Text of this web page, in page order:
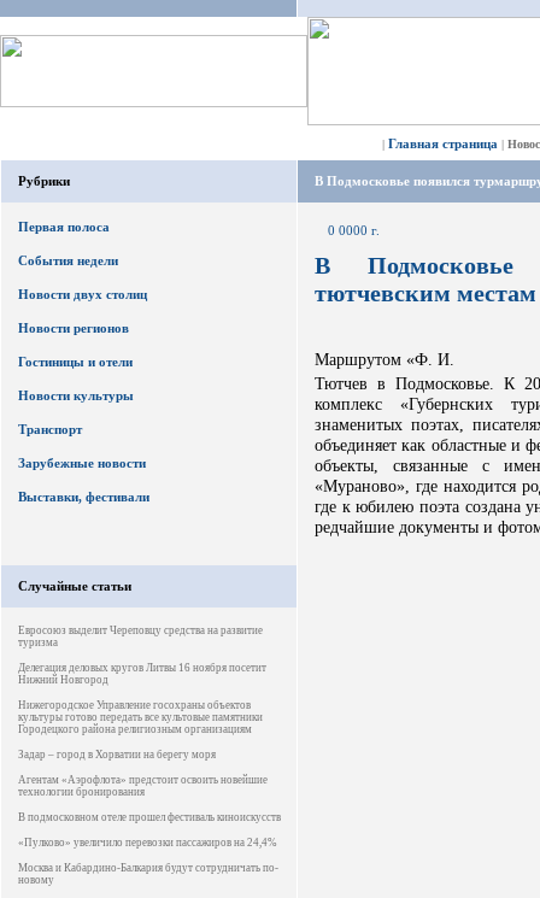
| Главная страница |
Рубрики
Первая полоса
События недели
Новости двух столиц
Новости регионов
Гостиницы и отели
Новости культуры
Транспорт
Зарубежные новости
Выставки, фестивали
Случайные статьи
Евросоюз выделит Череповцу средства на развитие
туризма
Делегация деловых кругов Литвы 16 ноября посетит
Нижний Новгород
Нижегородское Управление госохраны объектов
культуры готово передать все культовые памятники
Городецкого района религиозным организациям
Задар – город в Хорватии на берегу моря
Агентам «Аэрофлота» предстоит освоить новейшие
технологии бронирования
В подмосковном отеле прошел фестиваль киноискусств
«Пулково» увеличило перевозки пассажиров на 24,4%
Москва и Кабардино-Балкария будут сотрудничать по-
новому
В Подмосковье появился
0 0000 г.
В Подмосковье
тютчевским местам
Маршрутом «Ф. И.
Тютчев в Подмосковье. К
комплекс «Губернских
знаменитых поэтах,
объединяет как областные и
объекты, связанные с
«Мураново», где находится
где к юбилею поэта создана
редчайшие документы и